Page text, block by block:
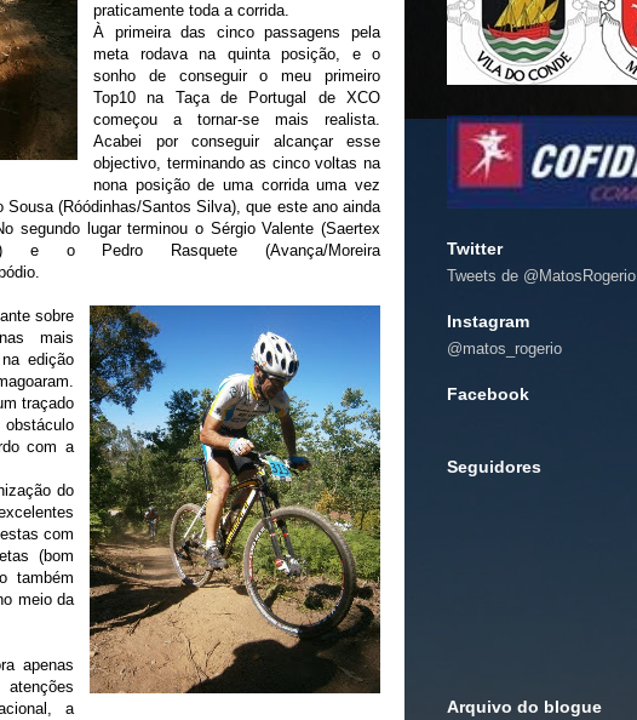
praticamente toda a corrida.
À primeira das cinco passagens pela
meta rodava na quinta posição, e o
sonho de conseguir o meu primeiro
Top10 na Taça de Portugal de XCO
começou a tornar-se mais realista.
Acabei por conseguir alcançar esse
objectivo, terminando as cinco voltas na
nona posição de uma corrida uma vez
(Róódinhas/Santos Silva), que este ano ainda
segundo lugar terminou o Sérgio Valente (Saertex
e o Pedro Rasquete (Avança/Moreira
sobre
mais
edição
traçado
com a
do
com
(bom
também
meio da
apenas
a
Twitter
Tweets de @MatosRogerio
Instagram
@matos_rogerio
Facebook
Seguidores
Arquivo do blogue